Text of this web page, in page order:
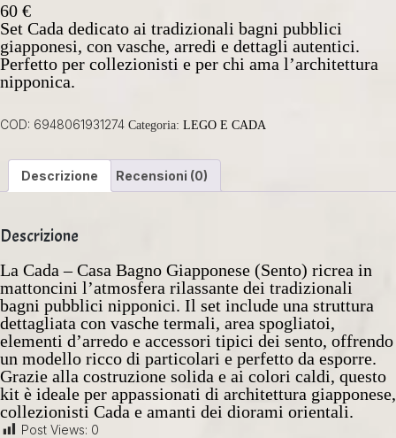
60 €
Set Cada dedicato ai tradizionali bagni pubblici
giapponesi, con vasche, arredi e dettagli autentici.
Perfetto per collezionisti e per chi ama l’architettura
nipponica.
COD: 6948061931274 Categoria: LEGO E CADA
Descrizione Recensioni (0)
Descrizione
La Cada – Casa Bagno Giapponese (Sento) ricrea in
mattoncini l’atmosfera rilassante dei tradizionali
bagni pubblici nipponici. Il set include una struttura
dettagliata con vasche termali, area spogliatoi,
elementi d’arredo e accessori tipici dei sento, offrendo
un modello ricco di particolari e perfetto da esporre.
Grazie alla costruzione solida e ai colori caldi, questo
kit è ideale per appassionati di architettura giapponese,
collezionisti Cada e amanti dei diorami orientali.
Post Views: 0